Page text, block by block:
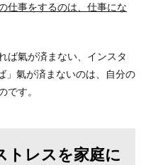
仕事をするのは、仕事にな
ば氣が済まない、インスタ
」氣が済まないのは、自分の
です。
レスを家庭に